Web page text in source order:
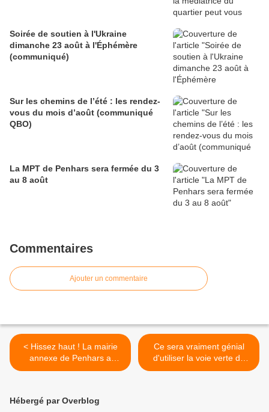
Soirée de soutien à l'Ukraine
dimanche 23 août à l'Éphémère
(communiqué)
Sur les chemins de l’été : les rendez-
vous du mois d’août (communiqué
QBO)
La MPT de Penhars sera fermée du 3
au 8 août
Commentaires
Ajouter un commentaire
< Hissez haut ! La mairie
annexe de Penhars a
retrouvé ses couleurs
Ce sera vraiment génial
d'utiliser la voie verte de
Quimper-Pluguffan-Pont-
Hébergé par Overblog